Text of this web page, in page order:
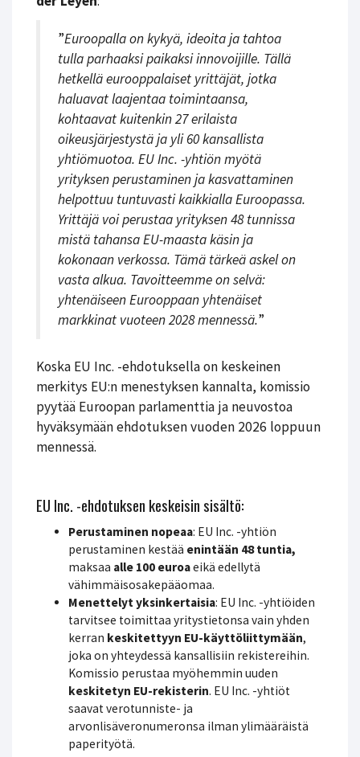
”Euroopalla on kykyä, ideoita ja tahtoa
tulla parhaaksi paikaksi innovoijille. Tällä
hetkellä eurooppalaiset yrittäjät, jotka
haluavat laajentaa toimintaansa,
kohtaavat kuitenkin 27 erilaista
oikeusjärjestystä ja yli 60 kansallista
yhtiömuotoa. EU Inc. -yhtiön myötä
yrityksen perustaminen ja kasvattaminen
helpottuu tuntuvasti kaikkialla Euroopassa.
Yrittäjä voi perustaa yrityksen 48 tunnissa
mistä tahansa EU-maasta käsin ja
kokonaan verkossa. Tämä tärkeä askel on
vasta alkua. Tavoitteemme on selvä:
yhtenäiseen Eurooppaan yhtenäiset
markkinat vuoteen 2028 mennessä.”
Koska EU Inc. -ehdotuksella on keskeinen
merkitys EU:n menestyksen kannalta, komissio
pyytää Euroopan parlamenttia ja neuvostoa
hyväksymään ehdotuksen vuoden 2026 loppuun
mennessä.
EU Inc. -ehdotuksen keskeisin sisältö:
Perustaminen nopeaa: EU Inc. -yhtiön
perustaminen kestää enintään 48 tuntia,
maksaa alle 100 euroaeikä edellytä
vähimmäisosakepääomaa.
Menettelyt yksinkertaisia: EU Inc. -yhtiöiden
tarvitsee toimittaa yritystietonsa vain yhden
kerran keskitettyyn EU-käyttöliittymään,
joka on yhteydessä kansallisiin rekistereihin.
Komissio perustaa myöhemmin uuden
keskitetyn EU-rekisterin. EU Inc. -yhtiöt
saavat verotunniste- ja
arvonlisäveronumeronsa ilman ylimääräistä
paperityötä.